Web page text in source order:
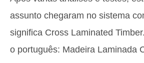
assunto chegaram no sistema
significa Cross Laminated
o português: Madeira Laminada